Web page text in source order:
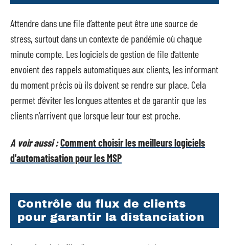
Attendre dans une file d’attente peut être une source de
stress, surtout dans un contexte de pandémie où chaque
minute compte. Les logiciels de gestion de file d’attente
envoient des rappels automatiques aux clients, les informant
du moment précis où ils doivent se rendre sur place. Cela
permet d’éviter les longues attentes et de garantir que les
clients n’arrivent que lorsque leur tour est proche.
A voir aussi :Comment choisir les meilleurs logiciels
d'automatisation pour les MSP
Contrôle du flux de clients
pour garantir la distanciation